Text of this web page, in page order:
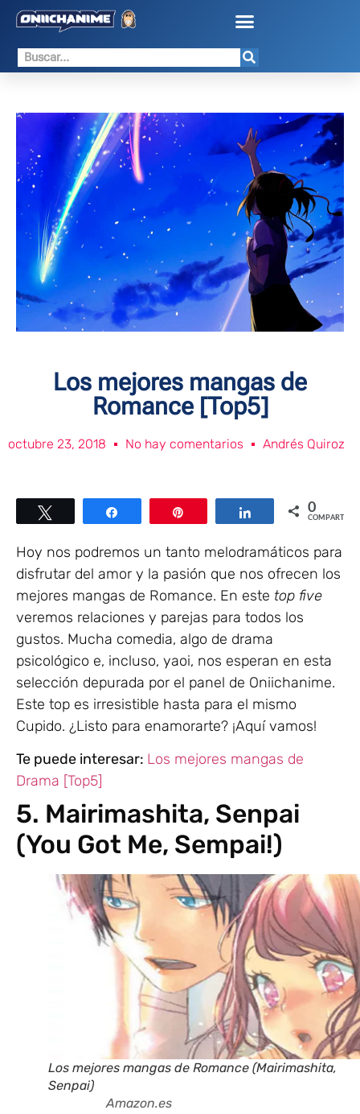
Los mejores mangas de
Romance [Top5]
octubre 23, 2018 No hay comentarios Andrés Quiroz
Compartir Compartir0
COMPARTIR
Hoy nos podremos un tanto melodramáticos para
disfrutar del amor y la pasión que nos ofrecen los
mejores mangas de Romance. En este top five
veremos relaciones y parejas para todos los
gustos. Mucha comedia, algo de drama
psicológico e, incluso, yaoi, nos esperan en esta
selección depurada por el panel de Oniichanime.
Este top es irresistible hasta para el mismo
Cupido. ¿Listo para enamorarte? ¡Aquí vamos!
Te puede interesar: Los mejores mangas de
Drama [Top5]
5. Mairimashita, Senpai
(You Got Me, Sempai!)
Los mejores mangas de Romance (Mairimashita,
Amazon.es